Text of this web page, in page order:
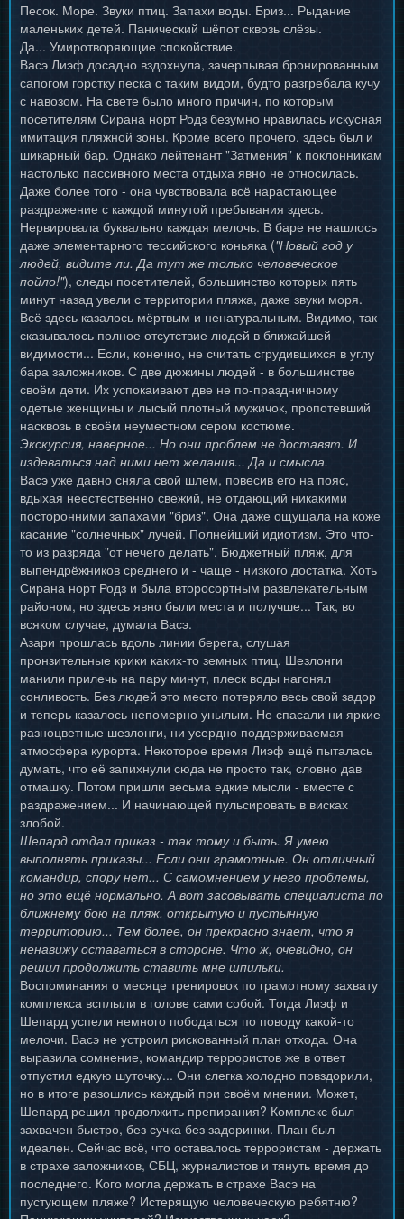
Песок. Море. Звуки птиц. Запахи воды. Бриз... Рыдание
маленьких детей. Панический шёпот сквозь слёзы.
Да... Умиротворяющие спокойствие.
Васэ Лиэф досадно вздохнула, зачерпывая бронированным
сапогом горстку песка с таким видом, будто разгребала кучу
с навозом. На свете было много причин, по которым
посетителям Сирана норт Родз безумно нравилась искусная
имитация пляжной зоны. Кроме всего прочего, здесь был и
шикарный бар. Однако лейтенант "Затмения" к поклонникам
настолько пассивного места отдыха явно не относилась.
Даже более того - она чувствовала всё нарастающее
раздражение с каждой минутой пребывания здесь.
Нервировала буквально каждая мелочь. В баре не нашлось
даже элементарного тессийского коньяка ("Новый год у
людей, видите ли. Да тут же только человеческое
пойло!"), следы посетителей, большинство которых пять
минут назад увели с территории пляжа, даже звуки моря.
Всё здесь казалось мёртвым и ненатуральным. Видимо, так
сказывалось полное отсутствие людей в ближайшей
видимости... Если, конечно, не считать сгрудившихся в углу
бара заложников. С две дюжины людей - в большинстве
своём дети. Их успокаивают две не по-праздничному
одетые женщины и лысый плотный мужичок, пропотевший
насквозь в своём неуместном сером костюме.
Экскурсия, наверное... Но они проблем не доставят. И
издеваться над ними нет желания... Да и смысла.
Васэ уже давно сняла свой шлем, повесив его на пояс,
вдыхая неестественно свежий, не отдающий никакими
посторонними запахами "бриз". Она даже ощущала на коже
касание "солнечных" лучей. Полнейший идиотизм. Это что-
то из разряда "от нечего делать". Бюджетный пляж, для
выпендрёжников среднего и - чаще - низкого достатка. Хоть
Сирана норт Родз и была второсортным развлекательным
районом, но здесь явно были места и получше... Так, во
всяком случае, думала Васэ.
Азари прошлась вдоль линии берега, слушая
пронзительные крики каких-то земных птиц. Шезлонги
манили прилечь на пару минут, плеск воды нагонял
сонливость. Без людей это место потеряло весь свой задор
и теперь казалось непомерно унылым. Не спасали ни яркие
разноцветные шезлонги, ни усердно поддерживаемая
атмосфера курорта. Некоторое время Лиэф ещё пыталась
думать, что её запихнули сюда не просто так, словно дав
отмашку. Потом пришли весьма едкие мысли - вместе с
раздражением... И начинающей пульсировать в висках
злобой.
Шепард отдал приказ - так тому и быть. Я умею
выполнять приказы... Если они грамотные. Он отличный
командир, спору нет... С самомнением у него проблемы,
но это ещё нормально. А вот засовывать специалиста по
ближнему бою на пляж, открытую и пустынную
территорию... Тем более, он прекрасно знает, что я
ненавижу оставаться в стороне. Что ж, очевидно, он
решил продолжить ставить мне шпильки.
Воспоминания о месяце тренировок по грамотному захвату
комплекса всплыли в голове сами собой. Тогда Лиэф и
Шепард успели немного пободаться по поводу какой-то
мелочи. Васэ не устроил рискованный план отхода. Она
выразила сомнение, командир террористов же в ответ
отпустил едкую шуточку... Они слегка холодно повздорили,
но в итоге разошлись каждый при своём мнении. Может,
Шепард решил продолжить препирания? Комплекс был
захвачен быстро, без сучка без задоринки. План был
идеален. Сейчас всё, что оставалось террористам - держать
в страхе заложников, СБЦ, журналистов и тянуть время до
последнего. Кого могла держать в страхе Васэ на
пустующем пляже? Истерящую человеческую ребятню?